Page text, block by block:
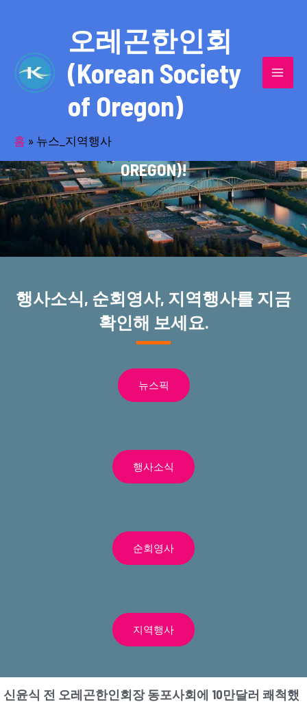
오레곤한인회
(Korean Society
of Oregon)
홈 » 뉴스_지역행사
반세기의 세월을 품고 동포사회를 섬겨온
오레곤한인회(KOREAN SOCIETY OF
OREGON)!
행사소식, 순회영사, 지역행사를 지금
확인해 보세요.
뉴스픽
행사소식
순회영사
지역행사
신윤식 전 오레곤한인회장 동포사회에 10만달러 쾌척했